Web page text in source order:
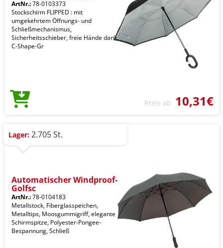
ArtNr.:78-0103373
Stockschirm FLIPPED : mit
umgekehrtem Öffnungs- und
Schließmechanismus,
Sicherheitsschieber, freie Hände dank
C-Shape-Gr
Preis ab 10,31€
Lager: 2.705 St.
Automatischer Windproof-
Golfsc
ArtNr.:78-0104183
Metallstock, Fiberglasspeichen,
Metalltips, Moosgummigriff, elegante
Schirmspitze, Polyester-Pongee-
Bespannung, Schließ